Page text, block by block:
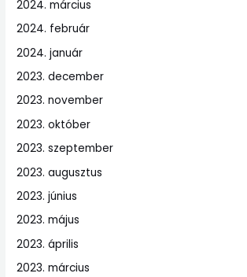
2024. március
2024. február
2024. január
2023. december
2023. november
2023. október
2023. szeptember
2023. augusztus
2023. június
2023. május
2023. április
2023. március